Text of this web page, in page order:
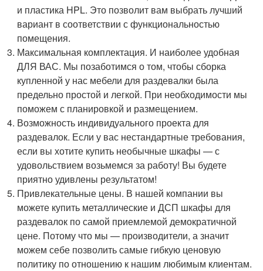
и пластика HPL. Это позволит вам выбрать лучший
вариант в соответствии с функциональностью
помещения.
Максимальная комплектация. И наиболее удобная
ДЛЯ ВАС. Мы позаботимся о том, чтобы сборка
купленной у нас мебели для раздевалки была
предельно простой и легкой. При необходимости мы
поможем с планировкой и размещением.
Возможность индивидуального проекта для
раздевалок. Если у вас нестандартные требования,
если вы хотите купить необычные шкафы — с
удовольствием возьмемся за работу! Вы будете
приятно удивлены результатом!
Привлекательные цены. В нашей компании вы
можете купить металлические и ДСП шкафы для
раздевалок по самой приемлемой демократичной
цене. Потому что мы — производители, а значит
можем себе позволить самые гибкую ценовую
политику по отношению к нашим любимым клиентам.